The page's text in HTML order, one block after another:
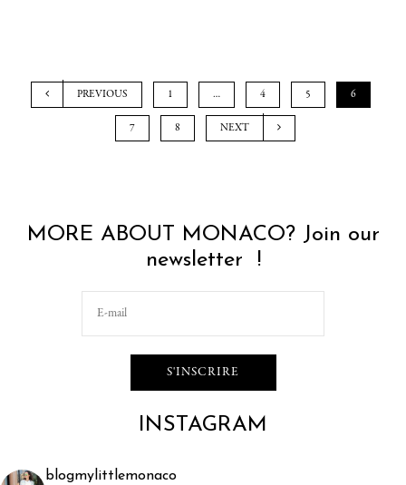
PREVIOUS 1 … 4 5 6
7 8 NEXT
MORE ABOUT MONACO? Join our
newsletter !
INSTAGRAM
blogmylittlemonaco